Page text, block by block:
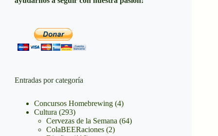
Entradas por categoría
Concursos Homebrewing (4)
Cultura (293)
Cervezas de la Semana (64)
ColaBEERaciones (2)